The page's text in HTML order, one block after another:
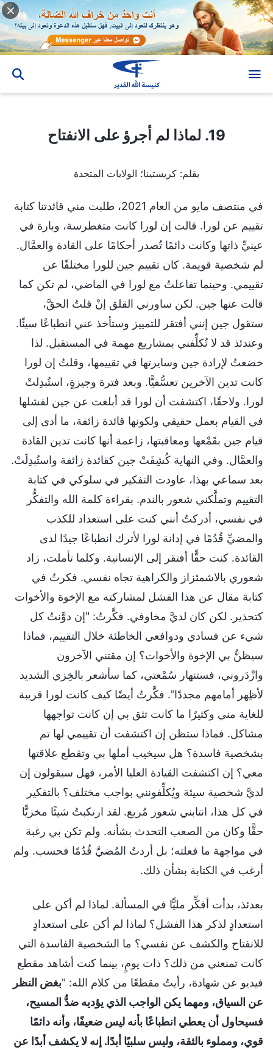
19. لماذا لم أجرؤ على الانفتاح
بقلم: كريستينا؛ الولايات المتحدة
في منتصف مايو من العام 2021، طلبت مني قائدتنا كتابة
تقييم عن لورا. قالت إن لورا كانت متغطرسة، وبارة في
عينيِّ ذاتها وكانت دائمًا تُصدر أحكامًا على القادة والعمَّال.
لم شخصية قويمة. كان تقييم جين للورا مختلفًا عن
تقييمي. وحينما تفاعلتُ مع لورا في الماضي، لم تكن كما
قالت عنها جين. لكن ساورني القلق إنْ قلتُ الحقَّ،
ستقول جين إنني أفتقر للتمييز وستأخذ عني انطباعًا سيئًا.
وعندئذ قد لا تُكلِّفني بمشاريع مهمة في المستقبل. لذا
خضعتُ لإرادة جين وسايرتها في تقييمها، وقلتُ إن لورا
كانت تدين الآخرين تعسُّفيًّا. وبعد فترة وجيزةٍ، استُبدِلتْ
لورا. ولاحقًا، اكتشفت أن لورا قد أبلغت عن جين لفشلها
في القيام بعمل حقيقي ولكونها قائدة زائفة، ما أدى إلى
قيام جين بقَمْعها ومعاقبتها، زاعمة أنها كانت تدين القادة
والعمَّال. وفي النهاية كُشِفَتْ جين كقائدة زائفة واستُبدِلَتْ.
بعد سماعي بهذا، عاودت التفكير في سلوكي في كتابة
التقييم وتملَّكني شعور بالندم. بقراءة كلمة الله والتفكُّر
في نفسي، أدركتُ أنني كنت على استعداد للكذب
والمضيِّ قُدُمًا في إدانة لورا لأترك انطباعًا جيدًا لدى
القائدة. كنت حقًّا أفتقر إلى الإنسانية. وكلما تأملت، زاد
شعوري بالاشمئزاز والكراهية تجاه نفسي. فكرتُ في
كتابة مقال عن هذا الفشل لمشاركته مع الإخوة والأخوات
كتحذير. لكن كان لديَّ مخاوفي. فكَّرتُ: "إن دوَّنتُ كل
شيء عن فسادي ودوافعي الخاطئة خلال التقييم، فماذا
سيظنُّ بي الإخوة والأخوات؟ إن مقتني الآخرون
وازْدَروني، فستنهار سُمْعتي، كما سأشعر بالخِزي الشديد
لأظِهر أمامهم مجددًا". فكَّرتُ أيضًا كيف كانت لورا قريبة
للغاية مني وكثيرًا ما كانت تثق بي إن كانت تواجهها
مشاكل. فماذا ستظن إن اكتشفت أن تقييمي لها تم
بشخصية فاسدة؟ هل سيخيب أملها بي وتقطع علاقتها
معي؟ إن اكتشفت القيادة العليا الأمر، فهل سيقولون إن
لديَّ شخصية سيئة ويُكلِّفونني بواجب مختلف؟ بالتفكير
في كل هذا، انتابني شعور مُريع. لقد ارتكبتُ شيئًا مخزيًّا
حقًّا وكان من الصعب التحدث بشأنه. ولم تكن بي رغبة
في مواجهة ما فعلته؛ بل أردتُ المُضيَّ قُدُمًا فحسب. ولم
أرغب في الكتابة بشأن ذلك.
بعدئذ، بدأت أفكِّر مليًّا في المسألة. لماذا لم أكن على
استعدادٍ لذكر هذا الفشل؟ لماذا لم أكن على استعدادٍ
للانفتاح والكشف عن نفسي؟ ما الشخصية الفاسدة التي
كانت تمنعني من ذلك؟ ذات يومٍ، بينما كنت أشاهد مقطع
فيديو عن شهادة، رأيتُ مقطعًا من كلام الله: "بغض النظر
عن السياق، ومهما يكن الواجب الذي يؤديه ضدُّ المسيح،
فسيحاول أن يعطي انطباعًا بأنه ليس ضعيفًا، وأنه دائمًا
قوي، ومملوء بالثقة، وليس سلبيًا أبدًا. إنه لا يكشف أبدًا عن